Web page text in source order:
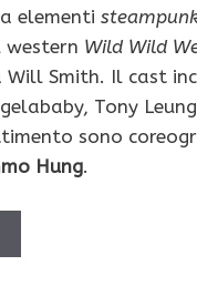
elementi
western Wild Wild
Smith. Il cast
Tony
sono
Hung.